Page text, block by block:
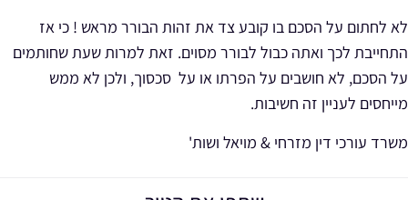
לא לחתום על הסכם בו קובע צד את זהות הבורר מראש ! כי אז
התחייבת לכך ואתה כבול לבורר מסוים. זאת למרות שעת שחותמים
על הסכם, לא חושבים על הפרתו או על סכסוך, ולכן לא ממש
מייחסים לעניין זה חשיבות.
משרד עורכי דין מזרחי & מויאל ושות'